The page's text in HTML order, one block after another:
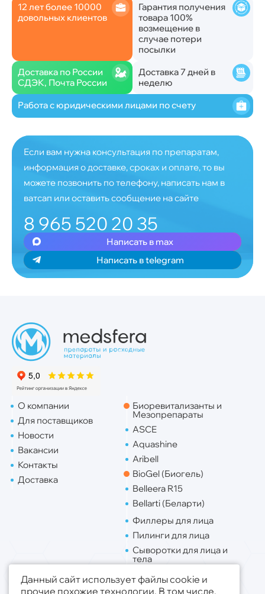
12 лет более 10000
довольных клиентов
Гарантия получения
товара 100%
возмещение в
случае потери
посылки
Доставка по России
СДЭК, Почта России
Доставка 7 дней в
неделю
Работа с юридическими лицами по счету
Если вам нужна консультация по препаратам,
информация о доставке, сроках и оплате, то вы
можете позвонить по телефону, написать нам в
ватсап или оставить сообщение на сайте
8 965 520 20 35
Написать в max
Написать в telegram
О компании
Для поставщиков
Новости
Вакансии
Контакты
Доставка
Биоревитализанты и
Мезопрепараты
ASCE
Aquashine
Aribell
BioGel (Биогель)
Belleera R15
Bellarti (Беларти)
Филлеры для лица
Пилинги для лица
Сыворотки для лица и
тела
Липо. для лица
Липо. для тела
Данный сайт использует файлы cookie и
прочие похожие технологии. В том числе,